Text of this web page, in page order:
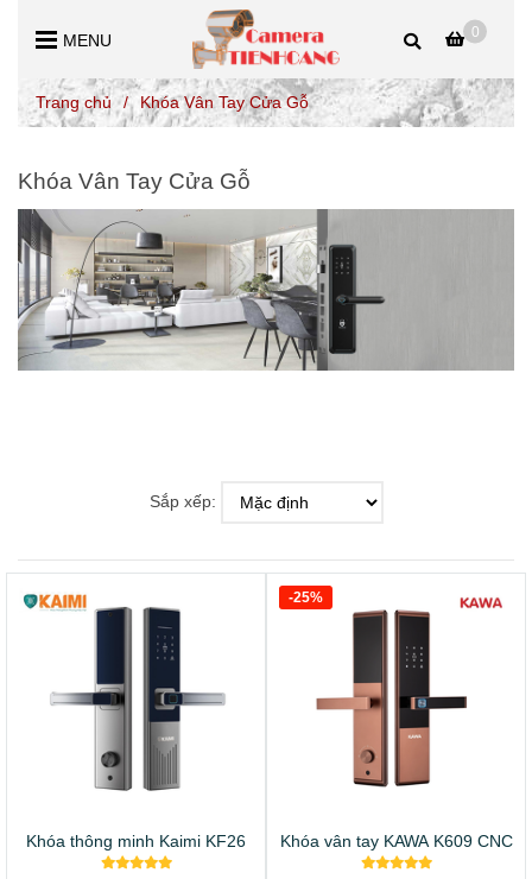
0
MENU
Trang chủ / Khóa Vân Tay Cửa Gỗ
Khóa Vân Tay Cửa Gỗ
Sắp xếp:
Khóa thông minh Kaimi KF26 Khóa vân tay KAWA K609 CNC
-25%